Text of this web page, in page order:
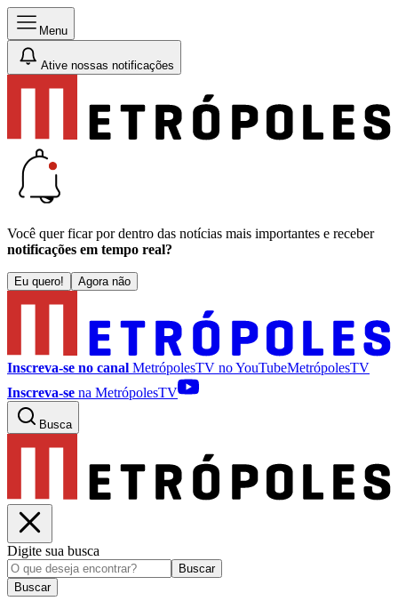
Menu
Ative nossas notificações
Você quer ficar por dentro das notícias mais importantes e receber
notificações em tempo real?
Eu quero! Agora não
Inscreva-se no canal MetrópolesTV noYouTubeMetrópolesTV
Inscreva-se na MetrópolesTV
Busca
Digite sua busca
Buscar
Buscar